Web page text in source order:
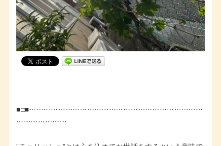
■□■………………………………………………………………
…………………